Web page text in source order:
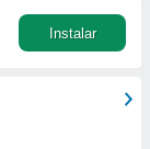
Instalar